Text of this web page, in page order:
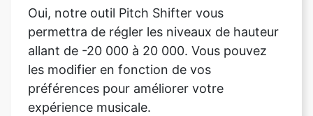
les modifier en fonction de vos
préférences pour améliorer votre
expérience musicale.
Est-il compatible avec les